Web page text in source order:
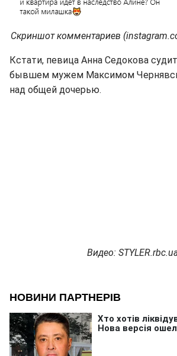
Скриншот комментариев
Кстати, певица Анна Седокова
бывшем мужем Максимом
над общей дочерью.
Видео: